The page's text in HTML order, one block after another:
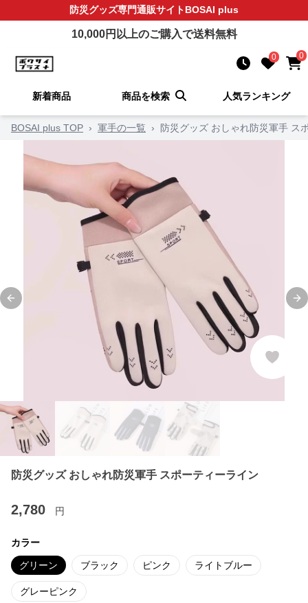
防災グッズ専門通販サイトBOSAI plus
10,000円以上のご購入で送料無料
0 0
新着商品 商品を検索 人気ランキング
BOSAI plus TOP › 軍手の一覧 › 防災グッズ おしゃれ防災軍手 ス
Previous slide
防災グッズ おしゃれ防災軍手 スポーティーライン
2,780 円
カラー
グリーン ブラック ピンク ライトブルー
グレーピンク